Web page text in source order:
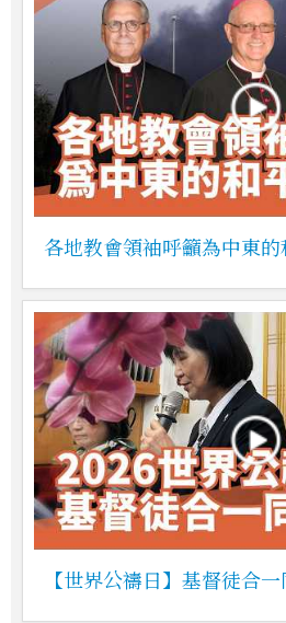
各地教會領袖呼籲為中東
【世界公禱日】基督徒合